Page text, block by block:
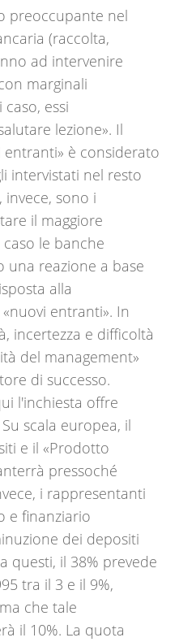
preoccupante nel
(raccolta,
ad intervenire
marginali
essi
lezione». Il
entranti» è considerato
intervistati nel resto
invece, sono i
il maggiore
le banche
reazione a base
alla
entranti». In
incertezza e difficoltà
del management»
di successo.
l'inchiesta offre
scala europea, il
e il «Prodotto
pressoché
i rappresentanti
e finanziario
dei depositi
questi, il 38% prevede
tra il 3 e il 9%,
che tale
il 10%. La quota